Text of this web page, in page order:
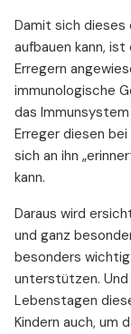
Damit sich
aufbauen kann,
Erregern
immunologische
das
Erreger diesen
sich an ihn
kann.
Daraus wird
und ganz
besonders
unterstützen.
Lebenstagen
Kindern auch, um